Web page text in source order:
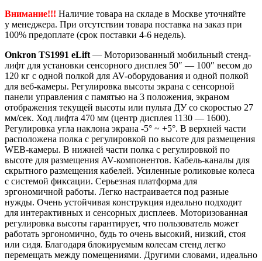
Внимание!!! Наличие товара на складе в Москве уточняйте
у менеджера. При отсутствии товара поставка на заказ при
100% предоплате (срок поставки 4-6 недель).
Onkron TS1991 eLift — Моторизованный мобильный стенд-
лифт для установки сенсорного дисплея 50″ — 100″ весом до
120 кг с одной полкой для AV-оборудования и одной полкой
для веб-камеры. Регулировка высоты экрана с сенсорной
панели управления с памятью на 3 положения, экраном
отображения текущей высоты или пульта ДУ со скоростью 27
мм/сек. Ход лифта 470 мм (центр дисплея 1130 — 1600).
Регулировка угла наклона экрана -5° ~ +5°. В верхней части
расположена полка с регулировкой по высоте для размещения
WEB-камеры. В нижней части полка с регулировкой по
высоте для размещения AV-компонентов. Кабель-каналы для
скрытного размещения кабелей. Усиленные роликовые колеса
с системой фиксации. Серьезная платформа для
эргономичной работы. Легко настраивается под разные
нужды. Очень устойчивая конструкция идеально подходит
для интерактивных и сенсорных дисплеев. Моторизованная
регулировка высоты гарантирует, что пользователь может
работать эргономично, будь то очень высокий, низкий, стоя
или сидя. Благодаря блокируемым колесам стенд легко
перемещать между помещениями. Другими словами, идеально